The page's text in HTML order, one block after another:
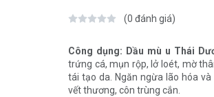
(0 đánh giá)
Công dụng: Dầu mù u Thái
trứng cá, mụn rộp, lở loét, mờ
tái tạo da. Ngăn ngừa lão hóa
vết thương, côn trùng cắn.